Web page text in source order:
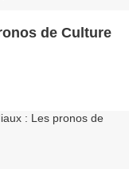
de Culture